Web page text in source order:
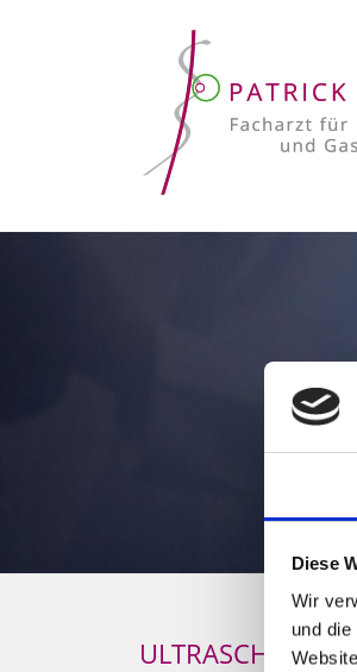
Diese
Wir
und
ULTRASCHALL /